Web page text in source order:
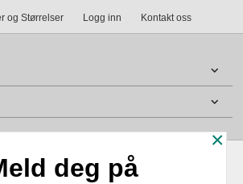
og Størrelser Logg inn Kontakt oss
×
deg på